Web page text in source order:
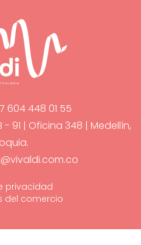
604 448 01 55
91 | Oficina 348 | Medellín,
privacidad
del comercio